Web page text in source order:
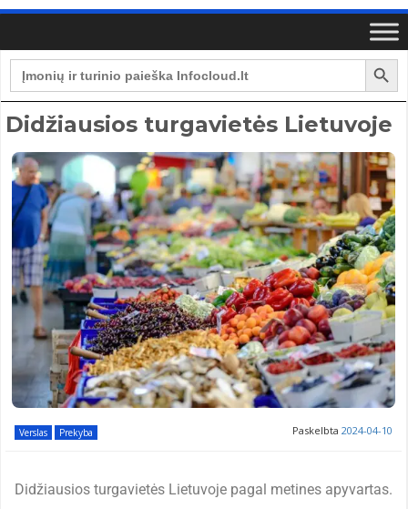
Search
for:
Search Button
Didžiausios turgavietės Lietuvoje
Verslas Prekyba Paskelbta 2024-04-10
Didžiausios turgavietės Lietuvoje pagal metines apyvartas.